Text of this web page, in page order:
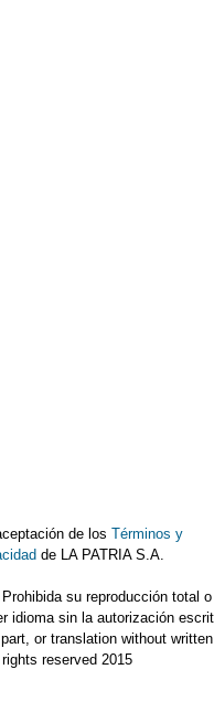
de losTérminos y
de LA PATRIA S.A.
su reproducción total o
idioma sin la autorización
or translation without written
reserved 2015